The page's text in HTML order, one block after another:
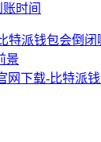
时间
特派钱包会倒
景
网下载-比特派